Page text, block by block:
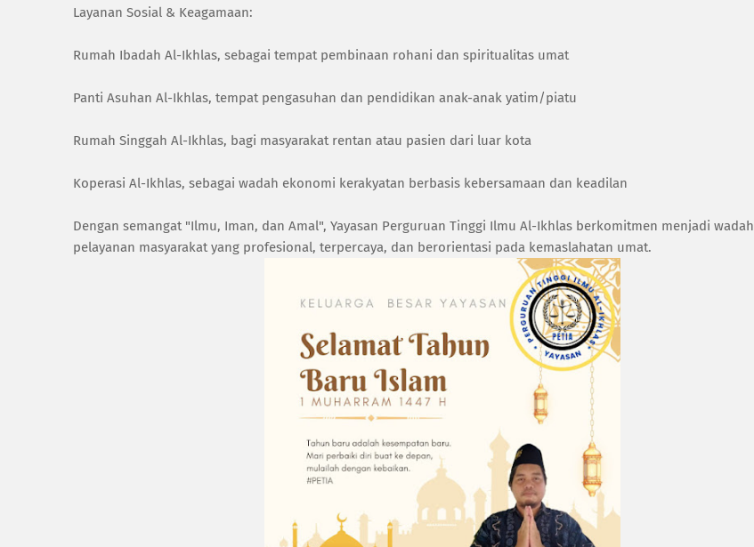
Layanan Sosial & Keagamaan:
Rumah Ibadah Al-Ikhlas, sebagai tempat pembinaan rohani dan spiritualitas umat
Panti Asuhan Al-Ikhlas, tempat pengasuhan dan pendidikan anak-anak yatim/piatu
Rumah Singgah Al-Ikhlas, bagi masyarakat rentan atau pasien dari luar kota
Koperasi Al-Ikhlas, sebagai wadah ekonomi kerakyatan berbasis kebersamaan dan keadilan
Dengan semangat "Ilmu, Iman, dan Amal", Yayasan Perguruan Tinggi Ilmu Al-Ikhlas berkomitmen menjadi wadah
pelayanan masyarakat yang profesional, terpercaya, dan berorientasi pada kemaslahatan umat.